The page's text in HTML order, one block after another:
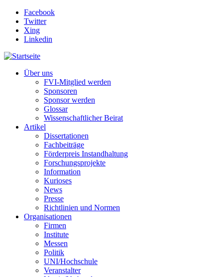
Direkt zum Inhalt
Facebook
Twitter
Xing
Linkedin
Über uns
FVI-Mitglied werden
Sponsoren
Sponsor werden
Glossar
Wissenschaftlicher Beirat
Artikel
Dissertationen
Fachbeiträge
Förderpreis Instandhaltung
Forschungsprojekte
Information
Kurioses
News
Presse
Richtlinien und Normen
Organisationen
Firmen
Institute
Messen
Politik
UNI/Hochschule
Veranstalter